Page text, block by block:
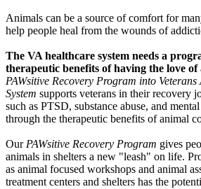
Animals can be a source of comfort for
help people heal from the wounds of
The VA healthcare system needs a
therapeutic benefits of having the love of
PAWsitive Recovery Program into
System supports veterans in their recovery
such as PTSD, substance abuse, and
through the therapeutic benefits of animal
OurPAWsitive Recovery Program gives
animals in shelters a new "leash" on life.
as animal focused workshops and animal
treatment centers and shelters has the